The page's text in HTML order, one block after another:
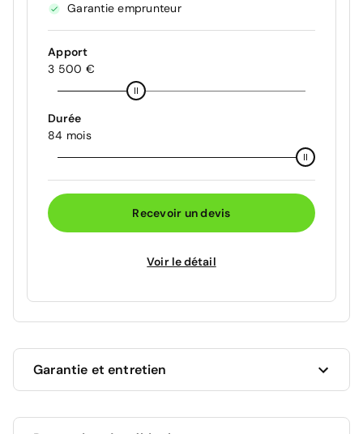
Garantie emprunteur
Apport
3 500 €
Durée
84 mois
Recevoir un devis
Voir le détail
Garantie et entretien